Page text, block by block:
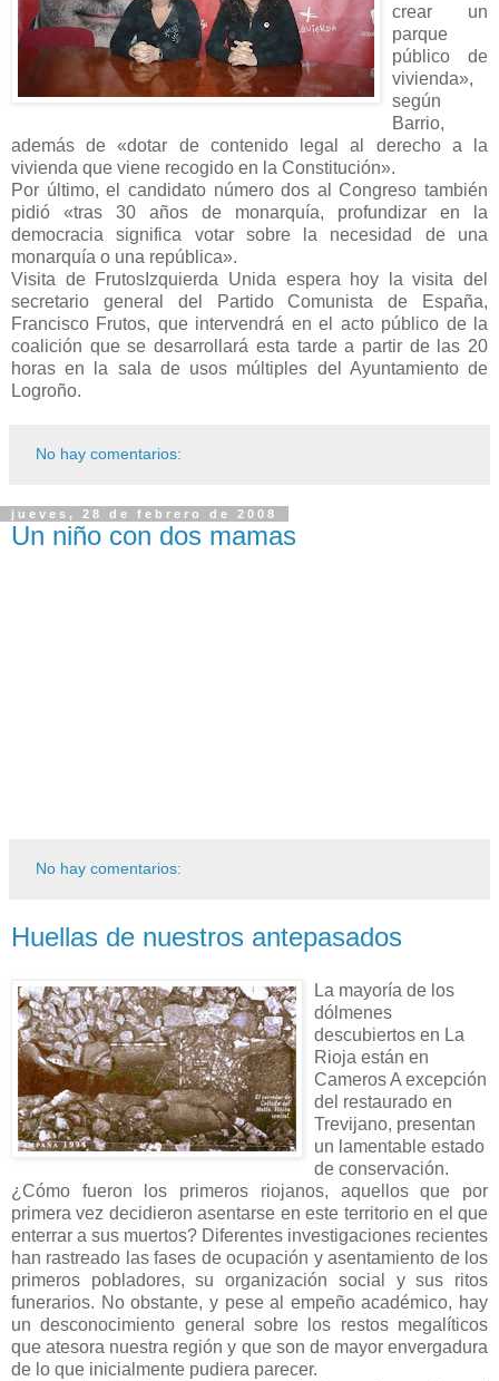
crear un
parque
público de
vivienda»,
según
Barrio,
además de «dotar de contenido legal al derecho a la
vivienda que viene recogido en la Constitución».
Por último, el candidato número dos al Congreso también
pidió «tras 30 años de monarquía, profundizar en la
democracia significa votar sobre la necesidad de una
monarquía o una república».
Visita de FrutosIzquierda Unida espera hoy la visita del
secretario general del Partido Comunista de España,
Francisco Frutos, que intervendrá en el acto público de la
coalición que se desarrollará esta tarde a partir de las 20
horas en la sala de usos múltiples del Ayuntamiento de
Logroño.
No hay comentarios:
jueves, 28 de febrero de 2008
Un niño con dos mamas
No hay comentarios:
Huellas de nuestros antepasados
La mayoría de los
dólmenes
descubiertos en La
Rioja están en
Cameros A excepción
del restaurado en
Trevijano, presentan
un lamentable estado
de conservación.
¿Cómo fueron los primeros riojanos, aquellos que por
primera vez decidieron asentarse en este territorio en el que
enterrar a sus muertos? Diferentes investigaciones recientes
han rastreado las fases de ocupación y asentamiento de los
primeros pobladores, su organización social y sus ritos
funerarios. No obstante, y pese al empeño académico, hay
un desconocimiento general sobre los restos megalíticos
que atesora nuestra región y que son de mayor envergadura
de lo que inicialmente pudiera parecer.